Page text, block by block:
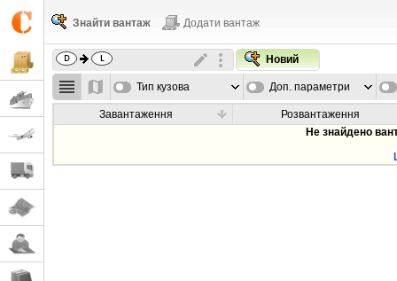
Знайти вантаж Додати вантаж
Новий
Тип кузова Доп. параметри
Завантаження
Розвантаження
Не знайдено